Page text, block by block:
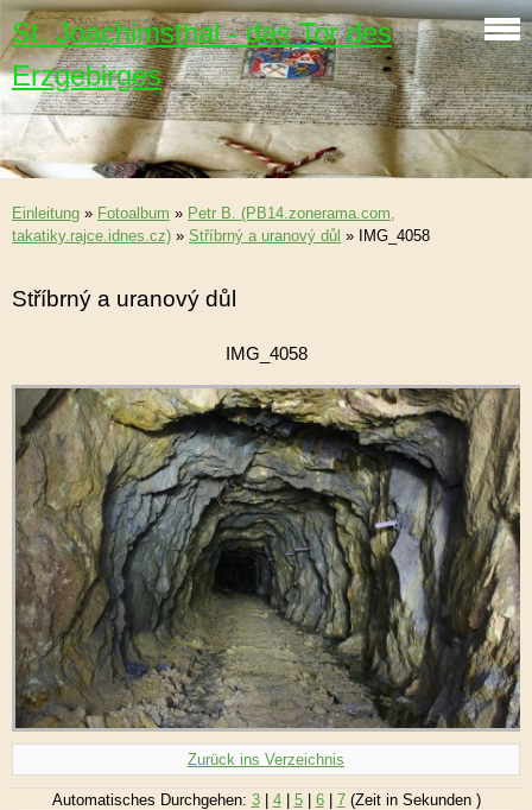
St. Joachimsthal - das Tor des
Erzgebirges
Einleitung » Fotoalbum » Petr B. (PB14.zonerama.com,
takatiky.rajce.idnes.cz) » Stříbrný a uranový důl » IMG_4058
Stříbrný a uranový důl
IMG_4058
Zurück ins Verzeichnis
Automatisches Durchgehen: 3| 4| 5| 6| 7(Zeit in Sekunden )